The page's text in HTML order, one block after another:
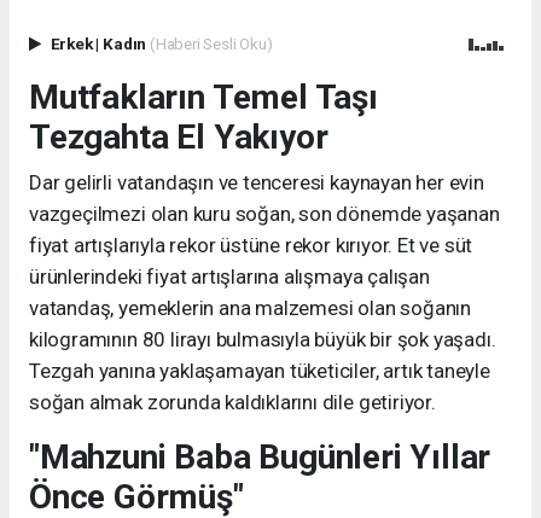
Erkek| Kadın (Haberi Sesli Oku)
Mutfakların Temel Taşı
Tezgahta El Yakıyor
Dar gelirli vatandaşın ve tenceresi kaynayan her evin
vazgeçilmezi olan kuru soğan, son dönemde yaşanan
fiyat artışlarıyla rekor üstüne rekor kırıyor. Et ve süt
ürünlerindeki fiyat artışlarına alışmaya çalışan
vatandaş, yemeklerin ana malzemesi olan soğanın
kilogramının 80 lirayı bulmasıyla büyük bir şok yaşadı.
Tezgah yanına yaklaşamayan tüketiciler, artık taneyle
soğan almak zorunda kaldıklarını dile getiriyor.
"Mahzuni Baba Bugünleri Yıllar
Önce Görmüş"